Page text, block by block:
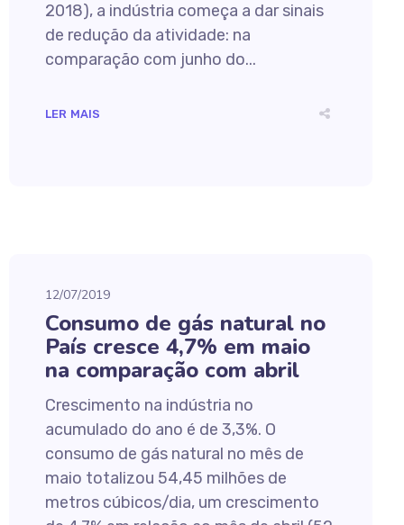
2018), a indústria começa a dar sinais
de redução da atividade: na
comparação com junho do...
LER MAIS
12/07/2019
Consumo de gás natural no
País cresce 4,7% em maio
na comparação com abril
Crescimento na indústria no
acumulado do ano é de 3,3%. O
consumo de gás natural no mês de
maio totalizou 54,45 milhões de
metros cúbicos/dia, um crescimento